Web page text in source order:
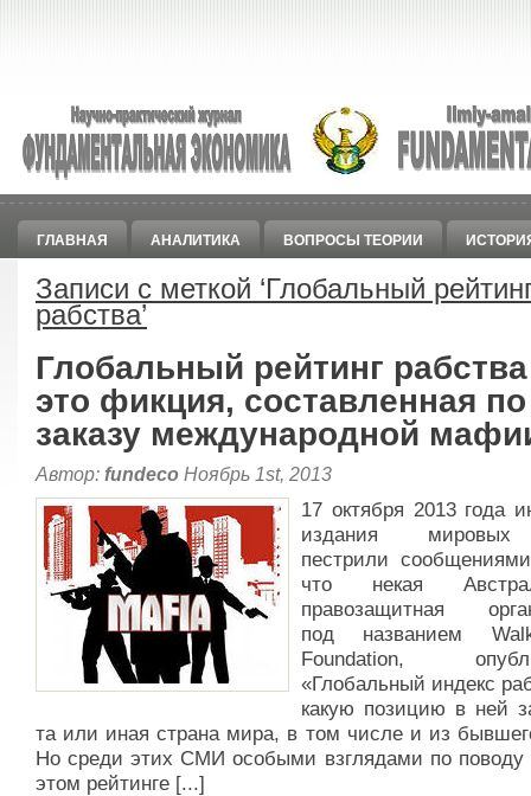
ГЛАВНАЯ АНАЛИТИКА ВОПРОСЫ ТЕОРИИ
Записи с меткой ‘Глобальный
рабства’
Глобальный рейтинг
это фикция, составленная по
заказу международной
Автор: fundeco Ноябрь 1st, 2013
17 октября 2013 года
издания
пестрили
что некая
правозащитная
под названием
Foundation,
«Глобальный индекс
какую позицию в ней
та или иная страна мира, в том числе и из
Но среди этих СМИ особыми взглядами по поводу
этом рейтинге [...]